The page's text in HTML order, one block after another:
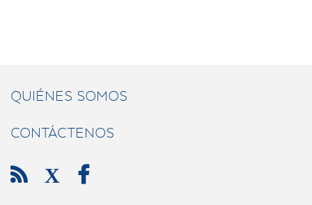
QUIÉNES SOMOS
CONTÁCTENOS
 X 